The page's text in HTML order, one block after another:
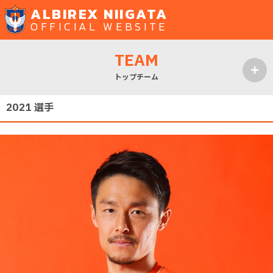
ALBIREX NIIGATA
OFFICIAL WEBSITE
TEAM
トップチーム
2021 選手